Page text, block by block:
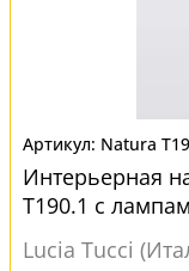
Natura
Интерьерная
T190.1 с
Lucia Tucci